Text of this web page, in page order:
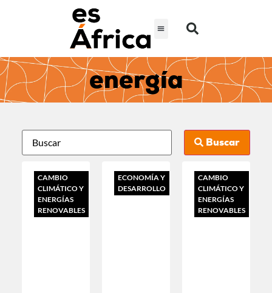
energía
Buscar
CAMBIO
CLIMÁTICO Y
ENERGÍAS
RENOVABLES
ECONOMÍA Y
DESARROLLO
CAMBIO
CLIMÁTICO Y
ENERGÍAS
RENOVABLES